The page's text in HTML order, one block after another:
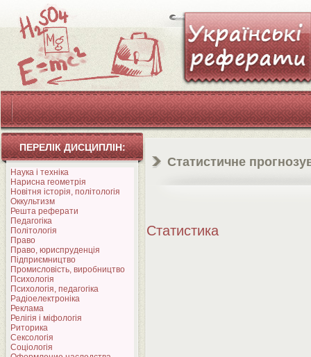
ПЕРЕЛІК ДИСЦИПЛІН:
Наука і техніка
Нарисна геометрія
Новітня історія, політологія
Оккультизм
Решта реферати
Педагогіка
Політологія
Право
Право, юриспруденція
Підприємництво
Промисловість, виробництво
Психологія
Психологія, педагогіка
Радіоелектроніка
Реклама
Релігія і міфологія
Риторика
Сексологія
Соціологія
Статистичне
Статистика